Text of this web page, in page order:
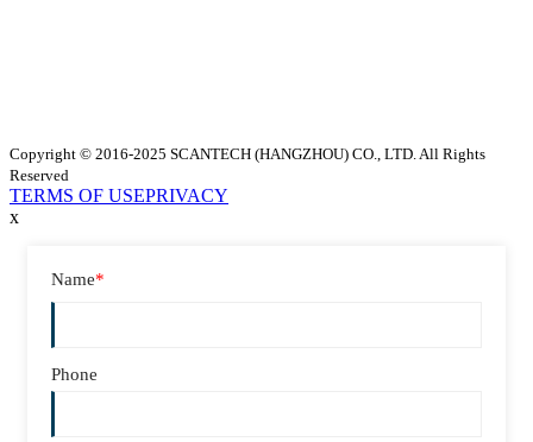
Copyright © 2016-2025 SCANTECH (HANGZHOU) CO., LTD. All Rights
Reserved
TERMS OF USEPRIVACY
x
Name*
Phone